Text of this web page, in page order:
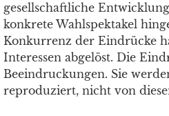
gesellschaftliche
konkrete Wahlspektakel
Konkurrenz der Eindrücke
Interessen abgelöst. Die
Beeindruckungen. Sie
reproduziert, nicht von